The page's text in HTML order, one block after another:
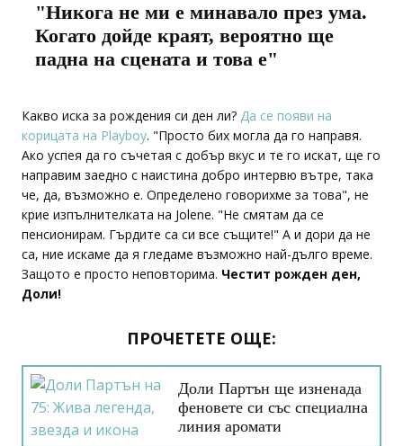
"Никога не ми е минавало през ума.
Когато дойде краят, вероятно ще
падна на сцената и това е"
Какво иска за рождения си ден ли? Да се появи на
корицата на Playboy. "Просто бих могла да го направя.
Ако успея да го съчетая с добър вкус и те го искат, ще го
направим заедно с наистина добро интервю вътре, така
че, да, възможно е. Определено говорихме за това", не
крие изпълнителката на Jolene. "Не смятам да се
пенсионирам. Гърдите са си все същите!" А и дори да не
са, ние искаме да я гледаме възможно най-дълго време.
Защото е просто неповторима. Честит рожден ден,
Доли!
ПРОЧЕТЕТЕ ОЩЕ:
Доли Партън ще изненада
феновете си със специална
линия аромати